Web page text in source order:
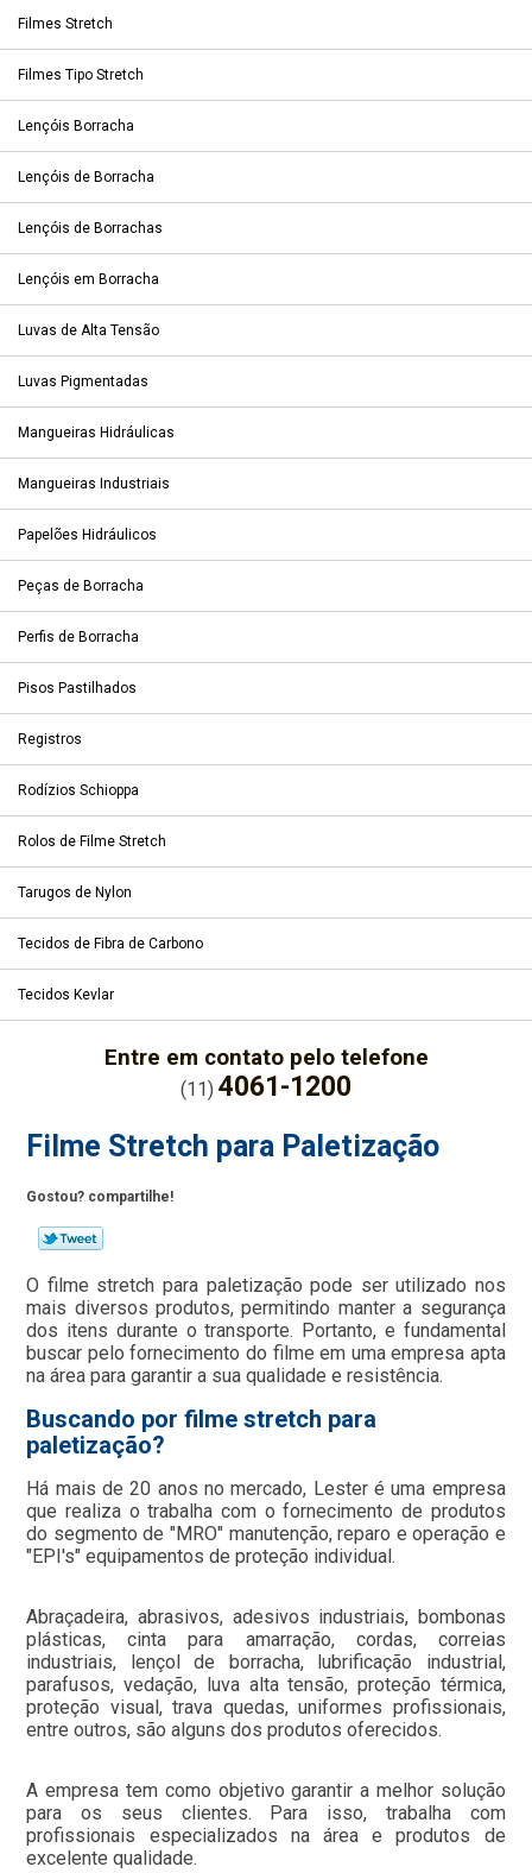
Filmes Stretch
Filmes Tipo Stretch
Lençóis Borracha
Lençóis de Borracha
Lençóis de Borrachas
Lençóis em Borracha
Luvas de Alta Tensão
Luvas Pigmentadas
Mangueiras Hidráulicas
Mangueiras Industriais
Papelões Hidráulicos
Peças de Borracha
Perfis de Borracha
Pisos Pastilhados
Registros
Rodízios Schioppa
Rolos de Filme Stretch
Tarugos de Nylon
Tecidos de Fibra de Carbono
Tecidos Kevlar
Entre em contato pelo telefone
(11) 4061-1200
Filme Stretch para Paletização
Gostou? compartilhe!
O filme stretch para paletização pode ser utilizado nos
mais diversos produtos, permitindo manter a segurança
dos itens durante o transporte. Portanto, e fundamental
buscar pelo fornecimento do filme em uma empresa apta
na área para garantir a sua qualidade e resistência.
Buscando por filme stretch para
paletização?
Há mais de 20 anos no mercado, Lester é uma empresa
que realiza o trabalha com o fornecimento de produtos
do segmento de "MRO" manutenção, reparo e operação e
"EPI's" equipamentos de proteção individual.
Abraçadeira, abrasivos, adesivos industriais, bombonas
plásticas, cinta para amarração, cordas, correias
industriais, lençol de borracha, lubrificação industrial,
parafusos, vedação, luva alta tensão, proteção térmica,
proteção visual, trava quedas, uniformes profissionais,
entre outros, são alguns dos produtos oferecidos.
A empresa tem como objetivo garantir a melhor solução
para os seus clientes. Para isso, trabalha com
profissionais especializados na área e produtos de
excelente qualidade.